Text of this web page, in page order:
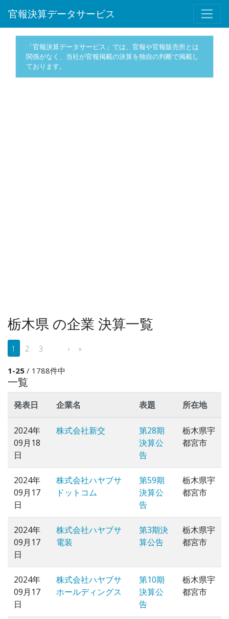
官報決算データサービス
「官報決算データサービス」では、官報や官報販売所とは
関係がなく、当社が官報掲載の決算を独自の判断で掲載し
ております。
栃木県 の企業 決算一覧
1 2 3 › »
1-25 / 1788件中
一覧
発表日 企業名 表題 所在地
2024年
09月18
日
株式会社新交
第28期
決算公
告
栃木県宇
都宮市
2024年
09月17
日
株式会社ハヤブサ
ドットコム
第59期
決算公
告
栃木県宇
都宮市
2024年
09月17
日
株式会社ハヤブサ
電装
第3期決
算公告
栃木県宇
都宮市
2024年
09月17
日
株式会社ハヤブサ
ホールディングス
第10期
決算公
告
栃木県宇
都宮市